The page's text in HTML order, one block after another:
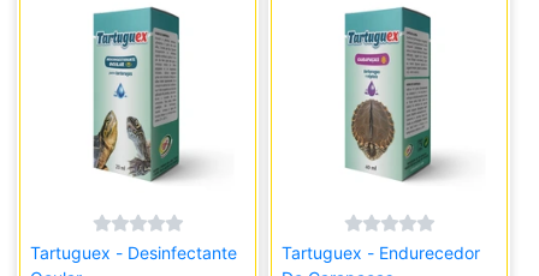
Tartuguex - Desinfectante
Tartuguex - Endurecedor